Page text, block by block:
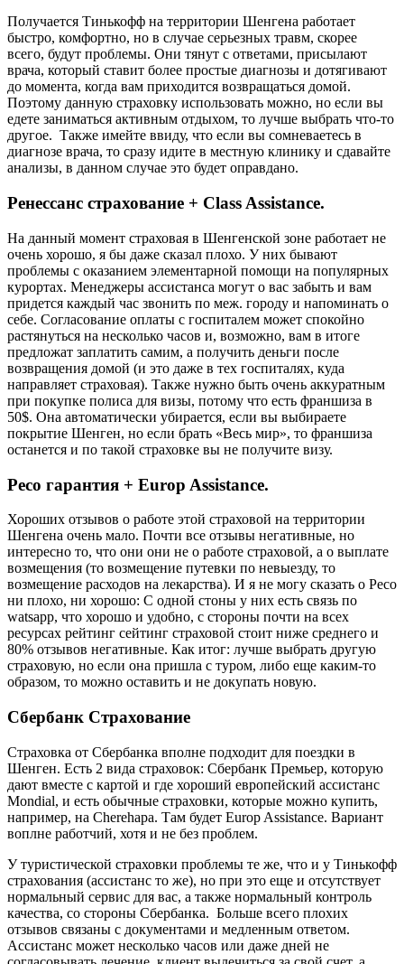
Получается Тинькофф на территории Шенгена работает
быстро, комфортно, но в случае серьезных травм, скорее
всего, будут проблемы. Они тянут с ответами, присылают
врача, который ставит более простые диагнозы и дотягивают
до момента, когда вам приходится возвращаться домой.
Поэтому данную страховку использовать можно, но если вы
едете заниматься активным отдыхом, то лучше выбрать что-то
другое. Также имейте ввиду, что если вы сомневаетесь в
диагнозе врача, то сразу идите в местную клинику и сдавайте
анализы, в данном случае это будет оправдано.
Ренессанс страхование + Class Assistance.
На данный момент страховая в Шенгенской зоне работает не
очень хорошо, я бы даже сказал плохо. У них бывают
проблемы с оказанием элементарной помощи на популярных
курортах. Менеджеры ассистанса могут о вас забыть и вам
придется каждый час звонить по меж. городу и напоминать о
себе. Согласование оплаты с госпиталем может спокойно
растянуться на несколько часов и, возможно, вам в итоге
предложат заплатить самим, а получить деньги после
возвращения домой (и это даже в тех госпиталях, куда
направляет страховая). Также нужно быть очень аккуратным
при покупке полиса для визы, потому что есть франшиза в
50$. Она автоматически убирается, если вы выбираете
покрытие Шенген, но если брать «Весь мир», то франшиза
останется и по такой страховке вы не получите визу.
Ресо гарантия + Europ Assistance.
Хороших отзывов о работе этой страховой на территории
Шенгена очень мало. Почти все отзывы негативные, но
интересно то, что они они не о работе страховой, а о выплате
возмещения (то возмещение путевки по невыезду, то
возмещение расходов на лекарства). И я не могу сказать о Ресо
ни плохо, ни хорошо: С одной стоны у них есть связь по
watsapp, что хорошо и удобно, с стороны почти на всех
ресурсах рейтинг сейтинг страховой стоит ниже среднего и
80% отзывов негативные. Как итог: лучше выбрать другую
страховую, но если она пришла с туром, либо еще каким-то
образом, то можно оставить и не докупать новую.
Сбербанк Страхование
Страховка от Сбербанка вполне подходит для поездки в
Шенген. Есть 2 вида страховок: Сбербанк Премьер, которую
дают вместе с картой и где хороший европейский ассистанс
Mondial, и есть обычные страховки, которые можно купить,
например, на Cherehapa. Там будет Europ Assistance. Вариант
воплне работчий, хотя и не без проблем.
У туристической страховки проблемы те же, что и у Тинькофф
страхования (ассистанс то же), но при это еще и отсутствует
нормальный сервис для вас, а также нормальный контроль
качества, со стороны Сбербанка. Больше всего плохих
отзывов связаны с документами и медленным ответом.
Ассистанс может несколько часов или даже дней не